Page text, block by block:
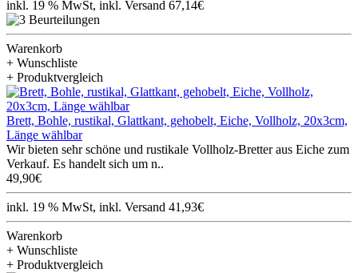
inkl. 19 % MwSt, inkl. Versand 67,14€
Warenkorb
+ Wunschliste
+ Produktvergleich
Brett, Bohle, rustikal, Glattkant, gehobelt, Eiche, Vollholz, 20x3cm,
Länge wählbar
Wir bieten sehr schöne und rustikale Vollholz-Bretter aus Eiche zum
Verkauf. Es handelt sich um n..
49,90€
inkl. 19 % MwSt, inkl. Versand 41,93€
Warenkorb
+ Wunschliste
+ Produktvergleich